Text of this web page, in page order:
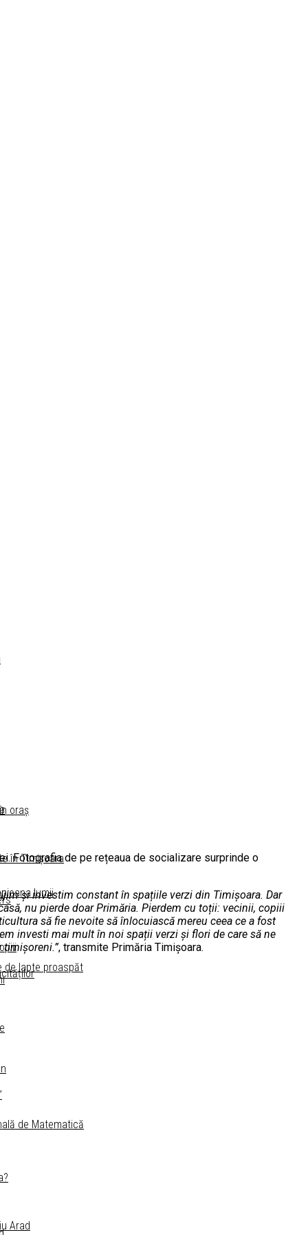
oraș
în Timișoara
de lapte proaspăt
de Matematică
lumii
Arad
Fotografia de pe rețeaua de socializare surprinde o
și investim constant în spațiile verzi din Timișoara. Dar
nu pierde doar Primăria. Pierdem cu toții: vecinii, copiii
să fie nevoite să înlocuiască mereu ceea ce a fost
investi mai mult în noi spații verzi și flori de care să ne
timișoreni.”, transmite Primăria Timișoara.